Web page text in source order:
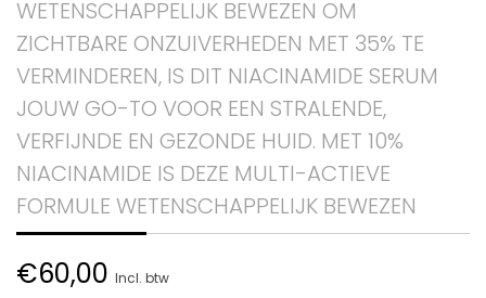
WETENSCHAPPELIJK BEWEZEN OM
ZICHTBARE ONZUIVERHEDEN MET 35% TE
VERMINDEREN, IS DIT NIACINAMIDE SERUM
JOUW GO-TO VOOR EEN STRALENDE,
VERFIJNDE EN GEZONDE HUID. MET 10%
NIACINAMIDE IS DEZE MULTI-ACTIEVE
FORMULE WETENSCHAPPELIJK BEWEZEN
€60,00 Incl. btw